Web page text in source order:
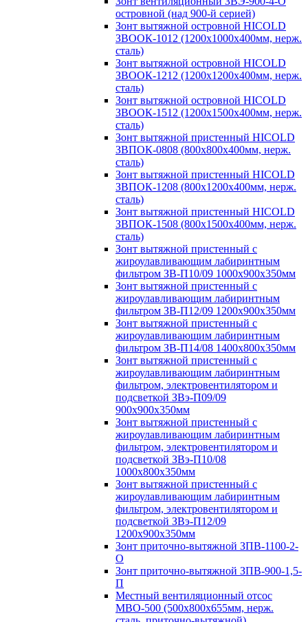
островной (над 900-й серией)
Зонт вытяжной островной HICOLD
ЗВООК-1012 (1200х1000х400мм, нерж.
сталь)
Зонт вытяжной островной HICOLD
ЗВООК-1212 (1200x1200x400мм, нерж.
сталь)
Зонт вытяжной островной HICOLD
ЗВООК-1512 (1200х1500х400мм, нерж.
сталь)
Зонт вытяжной пристенный HICOLD
ЗВПОК-0808 (800х800х400мм, нерж.
сталь)
Зонт вытяжной пристенный HICOLD
ЗВПОК-1208 (800х1200х400мм, нерж.
сталь)
Зонт вытяжной пристенный HICOLD
ЗВПОК-1508 (800х1500х400мм, нерж.
сталь)
Зонт вытяжной пристенный с
жироулавливающим лабиринтным
фильтром ЗВ-П10/09 1000х900х350мм
Зонт вытяжной пристенный с
жироулавливающим лабиринтным
фильтром ЗВ-П12/09 1200х900х350мм
Зонт вытяжной пристенный с
жироулавливающим лабиринтным
фильтром ЗВ-П14/08 1400х800х350мм
Зонт вытяжной пристенный с
жироулавливающим лабиринтным
фильтром, электровентилятором и
подсветкой ЗВэ-П09/09
900х900х350мм
Зонт вытяжной пристенный с
жироулавливающим лабиринтным
фильтром, электровентилятором и
подсветкой ЗВэ-П10/08
1000х800х350мм
Зонт вытяжной пристенный с
жироулавливающим лабиринтным
фильтром, электровентилятором и
подсветкой ЗВэ-П12/09
1200х900х350мм
Зонт приточно-вытяжной ЗПВ-1100-2-
О
Зонт приточно-вытяжной ЗПВ-900-1,5-
П
Местный вентиляционный отсос
МВО-500 (500х800х655мм, нерж.